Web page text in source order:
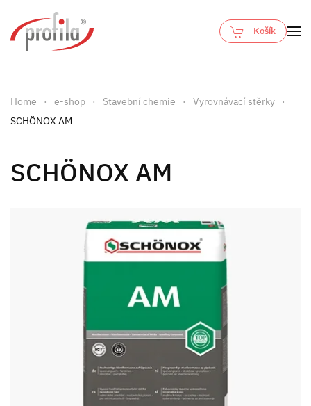
Skip to main content
Košík
Home e-shop Stavební chemie
Vyrovnávací stěrky
SCHÖNOX AM
SCHÖNOX AM